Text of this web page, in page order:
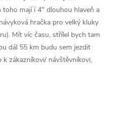
toho mají i 4" dlouhou hlaveň a
hračka pro velký kluky
Mít víc času, střílel bych tam
dál 55 km budu sem jezdit
zákazníkovi/ návštěvníkovi,